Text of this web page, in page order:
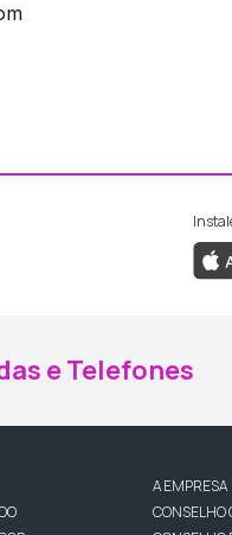
da
Instagram da
e Telefones
A EMPRESA
CONSELHO